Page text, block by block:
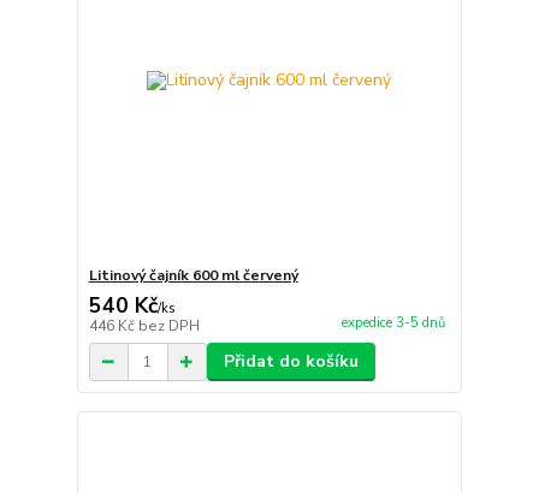
Litinový čajník 600 ml červený
540 Kč/ks
446 Kč bez DPH expedice 3-5 dnů
Přidat do košíku